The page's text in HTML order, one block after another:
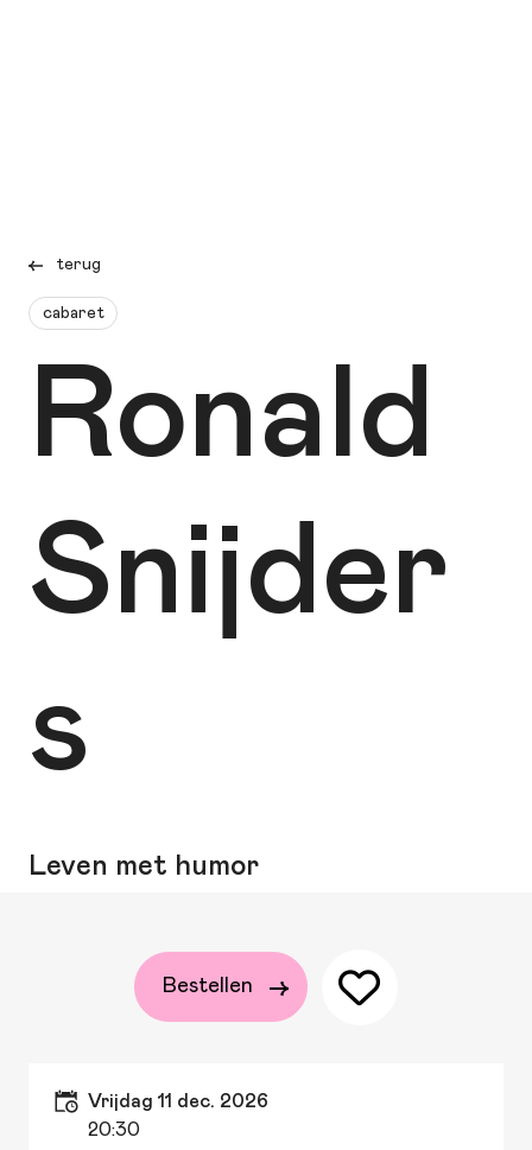
terug
cabaret
Ronald
Snijder
s
Leven met humor
Bestellen
vrijdag 11 dec. 2026
20:30